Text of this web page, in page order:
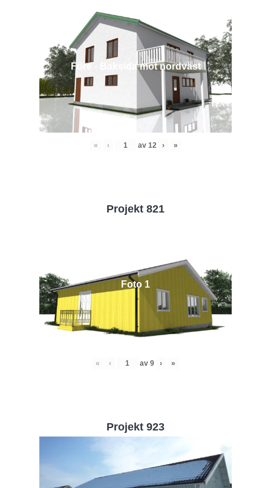
Före - Baksida mot nordväst
« ‹ av 12 › »
Projekt 821
Foto 1
« ‹ av 9 › »
Projekt 923